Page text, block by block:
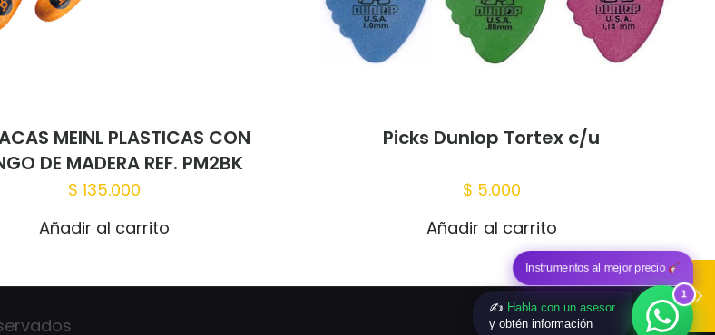
Guardar mi nombre,
correo electrónico y sitio
MEINL PLASTICAS CON
DE MADERA REF. PM2BK
$ 135.000
Añadir al carrito
Picks Dunlop Tortex c/u
$ 5.000
Añadir al carrito
Instrumentos al mejor precio
✍️ Habla con un asesor
y obtén información
1